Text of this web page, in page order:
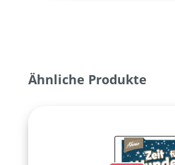
Produktgalerie überspringen
Ähnliche Produkte